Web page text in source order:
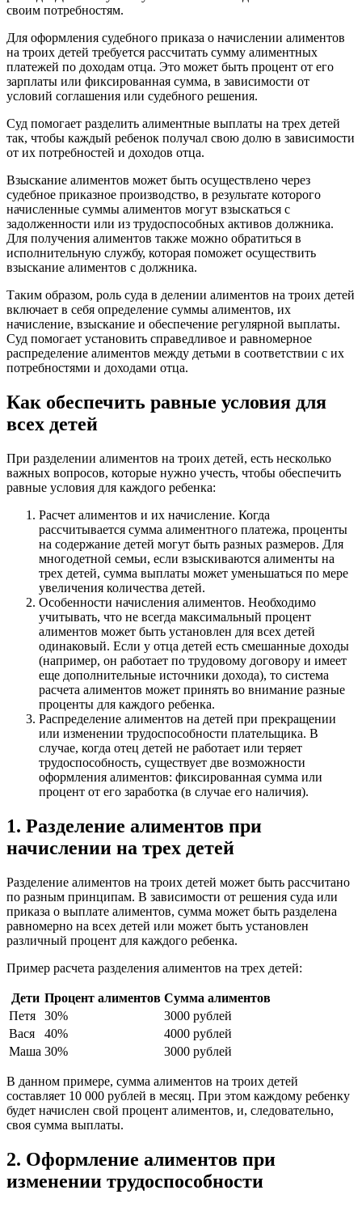
своим потребностям.
Для оформления судебного приказа о начислении алиментов
на троих детей требуется рассчитать сумму алиментных
платежей по доходам отца. Это может быть процент от его
зарплаты или фиксированная сумма, в зависимости от
условий соглашения или судебного решения.
Суд помогает разделить алиментные выплаты на трех детей
так, чтобы каждый ребенок получал свою долю в зависимости
от их потребностей и доходов отца.
Взыскание алиментов может быть осуществлено через
судебное приказное производство, в результате которого
начисленные суммы алиментов могут взыскаться с
задолженности или из трудоспособных активов должника.
Для получения алиментов также можно обратиться в
исполнительную службу, которая поможет осуществить
взыскание алиментов с должника.
Таким образом, роль суда в делении алиментов на троих детей
включает в себя определение суммы алиментов, их
начисление, взыскание и обеспечение регулярной выплаты.
Суд помогает установить справедливое и равномерное
распределение алиментов между детьми в соответствии с их
потребностями и доходами отца.
Как обеспечить равные условия для
всех детей
При разделении алиментов на троих детей, есть несколько
важных вопросов, которые нужно учесть, чтобы обеспечить
равные условия для каждого ребенка:
Расчет алиментов и их начисление. Когда
рассчитывается сумма алиментного платежа, проценты
на содержание детей могут быть разных размеров. Для
многодетной семьи, если взыскиваются алименты на
трех детей, сумма выплаты может уменьшаться по мере
увеличения количества детей.
Особенности начисления алиментов. Необходимо
учитывать, что не всегда максимальный процент
алиментов может быть установлен для всех детей
одинаковый. Если у отца детей есть смешанные доходы
(например, он работает по трудовому договору и имеет
еще дополнительные источники дохода), то система
расчета алиментов может принять во внимание разные
проценты для каждого ребенка.
Распределение алиментов на детей при прекращении
или изменении трудоспособности плательщика. В
случае, когда отец детей не работает или теряет
трудоспособность, существует две возможности
оформления алиментов: фиксированная сумма или
процент от его заработка (в случае его наличия).
1. Разделение алиментов при
начислении на трех детей
Разделение алиментов на троих детей может быть рассчитано
по разным принципам. В зависимости от решения суда или
приказа о выплате алиментов, сумма может быть разделена
равномерно на всех детей или может быть установлен
различный процент для каждого ребенка.
Пример расчета разделения алиментов на трех детей:
Дети Процент алиментов Сумма алиментов
Петя
30%
3000 рублей
Вася
40%
4000 рублей
Маша 30% 3000 рублей
В данном примере, сумма алиментов на троих детей
составляет 10 000 рублей в месяц. При этом каждому ребенку
будет начислен свой процент алиментов, и, следовательно,
своя сумма выплаты.
2. Оформление алиментов при
изменении трудоспособности